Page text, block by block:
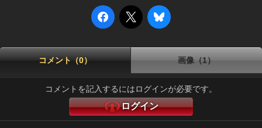
コメント（0） 画像（1）
コメントを記入するにはログインが必要です。
ログイン